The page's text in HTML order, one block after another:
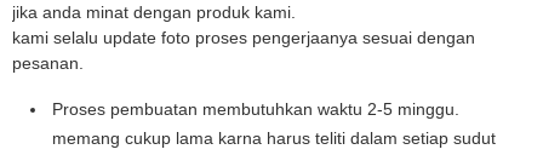
jika anda minat dengan produk kami.
kami selalu update foto proses pengerjaanya sesuai dengan
pesanan.
Proses pembuatan membutuhkan waktu 2-5 minggu.
memang cukup lama karna harus teliti dalam setiap sudut